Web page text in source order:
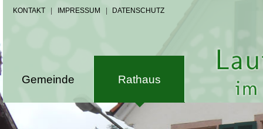
KONTAKT IMPRESSUM DATENSCHUTZ
Gemeinde Rathaus